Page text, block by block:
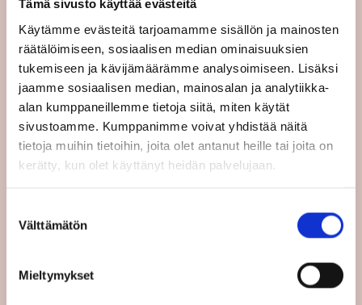
Tämä sivusto käyttää evästeitä
Käytämme evästeitä tarjoamamme sisällön ja mainosten
räätälöimiseen, sosiaalisen median ominaisuuksien
tukemiseen ja kävijämäärämme analysoimiseen. Lisäksi
jaamme sosiaalisen median, mainosalan ja analytiikka-
alan kumppaneillemme tietoja siitä, miten käytät
sivustoamme. Kumppanimme voivat yhdistää näitä
tietoja muihin tietoihin, joita olet antanut heille tai joita on
kerätty, kun olet käyttänyt heidän palvelujaan.
valinta
Välttämätön
Mieltymykset
suomalaiset haluaisivat Euroopan
parlamentin käsittelevän. Vastanneista
suomalaisista 44 prosentin mielestä
Euroopan parlamentin tulisi ensisijaisesti
käsitellä puolustusta ja turvallisuutta
mukaan lukien EU:n ulkorajojen
turvaaminen, 42 prosentin mielestä
demokratian ja oikeusvaltion puolustamista,
36 prosentin mielestä ilmastonmuutoksen
huolestuttaa